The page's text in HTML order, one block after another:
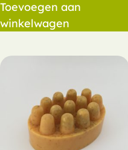
Toevoegen aan
winkelwagen